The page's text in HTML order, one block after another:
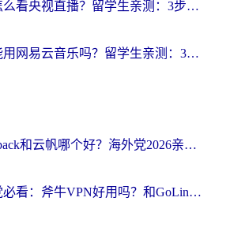
海外怎么看央视直播？留学生亲测：3步解决版权限制+追剧自由
国外能用网易云音乐吗？留学生亲测：3步解决海外听歌难题
Quickback和云帆哪个好？海外党2026亲测指南：选对加速器大陆工具，无缝刷国内剧玩国服
海外党必看：斧牛VPN好用吗？和GoLinkVPN对比哪个回国效果更好？